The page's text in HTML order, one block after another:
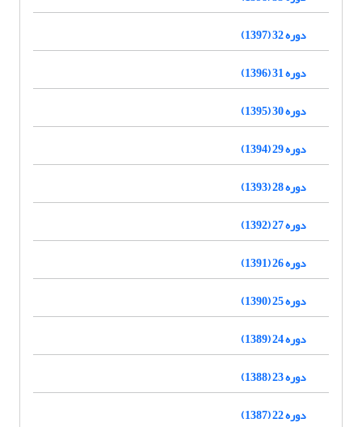
دوره 32 (1397)
دوره 31 (1396)
دوره 30 (1395)
دوره 29 (1394)
دوره 28 (1393)
دوره 27 (1392)
دوره 26 (1391)
دوره 25 (1390)
دوره 24 (1389)
دوره 23 (1388)
دوره 22 (1387)